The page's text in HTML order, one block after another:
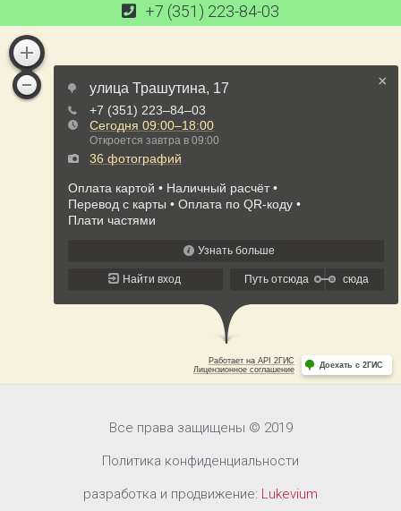
+7 (351) 223-84-03
Все права защищены © 2019
Политика конфиденциальности
разработка и продвижение: Lukevium